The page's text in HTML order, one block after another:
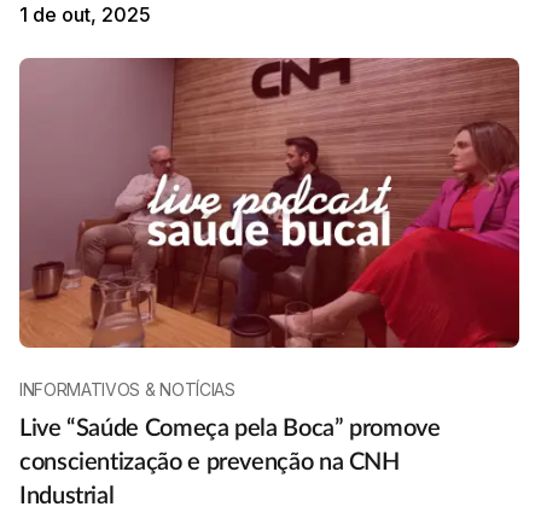
1 de out, 2025
INFORMATIVOS & NOTÍCIAS
Live “Saúde Começa pela Boca” promove
conscientização e prevenção na CNH
Industrial